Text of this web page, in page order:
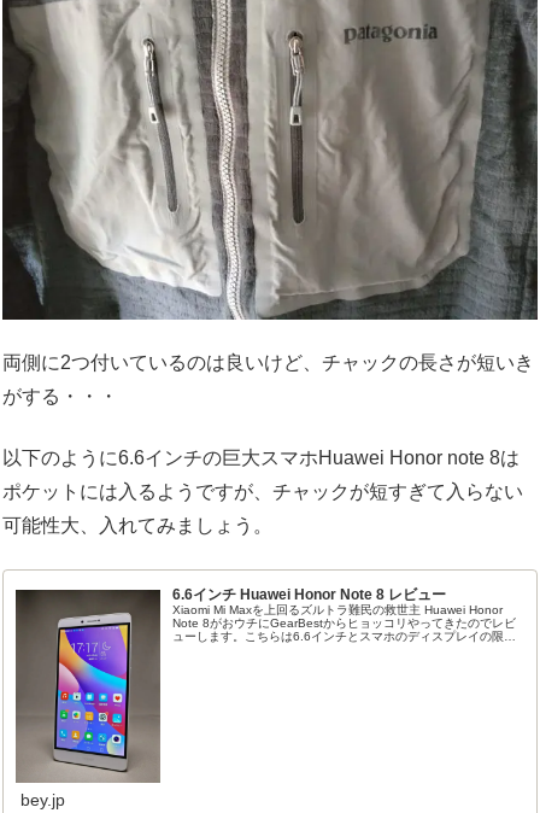
両側に2つ付いているのは良いけど、チャックの長さが短いき
がする・・・
以下のように6.6インチの巨大スマホHuawei Honor note 8は
ポケットには入るようですが、チャックが短すぎて入らない
可能性大、入れてみましょう。
6.6インチ Huawei Honor Note 8 レビュー
Xiaomi Mi Maxを上回るズルトラ難民の救世主 Huawei Honor
Note 8がおウチにGearBestからヒョッコリやってきたのでレビ
ューします。こちらは6.6インチとスマホのディスプレイの限界
bey.jp